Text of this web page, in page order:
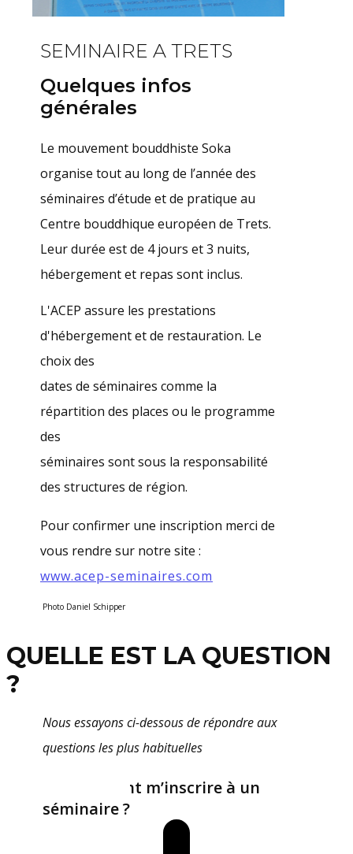
SEMINAIRE A TRETS
Quelques infos
générales
Le mouvement bouddhiste Soka
organise tout au long de l’année des
séminaires d’étude et de pratique au
Centre bouddhique européen de Trets.
Leur durée est de 4 jours et 3 nuits,
hébergement et repas sont inclus.
L'ACEP assure les prestations
d'hébergement et de restauration. Le
choix des
dates de séminaires comme la
répartition des places ou le programme
des
séminaires sont sous la responsabilité
des structures de région.
Pour confirmer une inscription merci de
vous rendre sur notre site :
www.acep-seminaires.com
Photo Daniel Schipper
QUELLE EST LA QUESTION
?
Nous essayons ci-dessous de répondre aux
questions les plus habituelles
Comment m’inscrire à un
séminaire ?